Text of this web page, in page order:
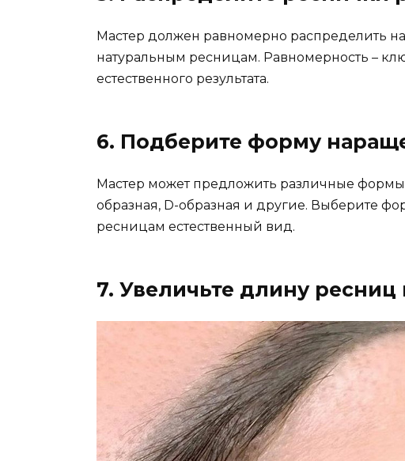
Мастер должен равномерно распределить
натуральным ресницам. Равномерность –
естественного результата.
6. Подберите форму
Мастер может предложить различные
образная, D-образная и другие. Выберите
ресницам естественный вид.
7. Увеличьте длину